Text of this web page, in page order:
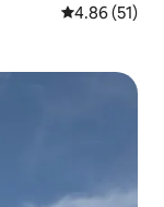
평점 4.86점
4.86 (51)